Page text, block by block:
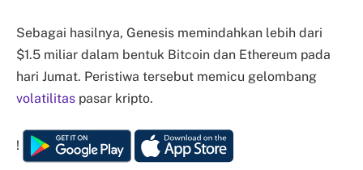
Sebagai hasilnya, Genesis memindahkan lebih dari
$1.5 miliar dalam bentuk Bitcoin dan Ethereum pada
hari Jumat. Peristiwa tersebut memicu gelombang
volatilitas pasar kripto.
!